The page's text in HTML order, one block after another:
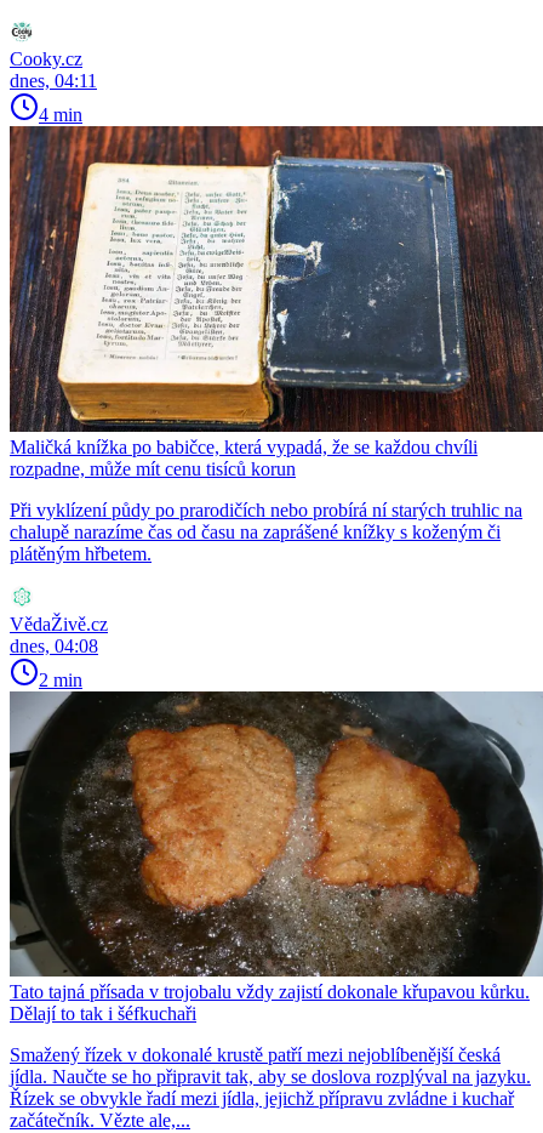
Cooky.cz
dnes, 04:11
4 min
Maličká knížka po babičce, která vypadá, že se každou chvíli
rozpadne, může mít cenu tisíců korun
Při vyklízení půdy po prarodičích nebo probírá ní starých truhlic na
chalupě narazíme čas od času na zaprášené knížky s koženým či
plátěným hřbetem.
VědaŽivě.cz
dnes, 04:08
2 min
Tato tajná přísada v trojobalu vždy zajistí dokonale křupavou kůrku.
Dělají to tak i šéfkuchaři
Smažený řízek v dokonalé krustě patří mezi nejoblíbenější česká
jídla. Naučte se ho připravit tak, aby se doslova rozplýval na jazyku.
Řízek se obvykle řadí mezi jídla, jejichž přípravu zvládne i kuchař
začátečník. Vězte ale,...